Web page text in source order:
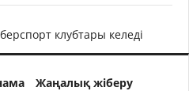
клубтары келеді
Жаңалық жіберу